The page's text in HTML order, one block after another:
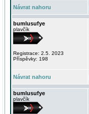
Návrat nahoru
bumlusufye
plavčík
Registrace: 2.5. 2023
Příspěvky: 198
Návrat nahoru
bumlusufye
plavčík